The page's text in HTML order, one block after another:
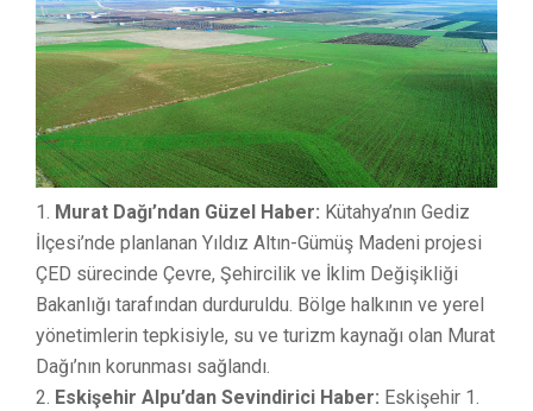
Murat Dağı’ndan Güzel Haber: Kütahya’nın Gediz
İlçesi’nde planlanan Yıldız Altın-Gümüş Madeni projesi
ÇED sürecinde Çevre, Şehircilik ve İklim Değişikliği
Bakanlığı tarafından durduruldu. Bölge halkının ve yerel
yönetimlerin tepkisiyle, su ve turizm kaynağı olan Murat
Dağı’nın korunması sağlandı.
Eskişehir Alpu’dan Sevindirici Haber: Eskişehir 1.